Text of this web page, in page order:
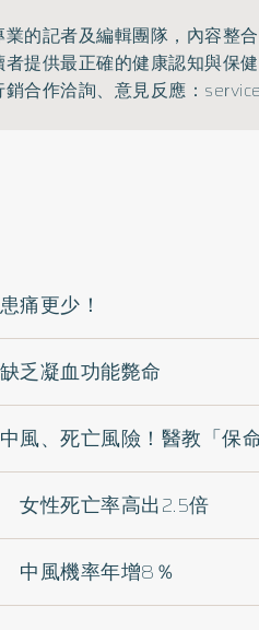
業的記者及編輯團隊，內容整
提供最正確的健康認知與保健
合作洽詢、意見反應：
痛更少！
乏凝血功能斃命
風、死亡風險！醫教「保
女性死亡率高出2.5倍
中風機率年增8％